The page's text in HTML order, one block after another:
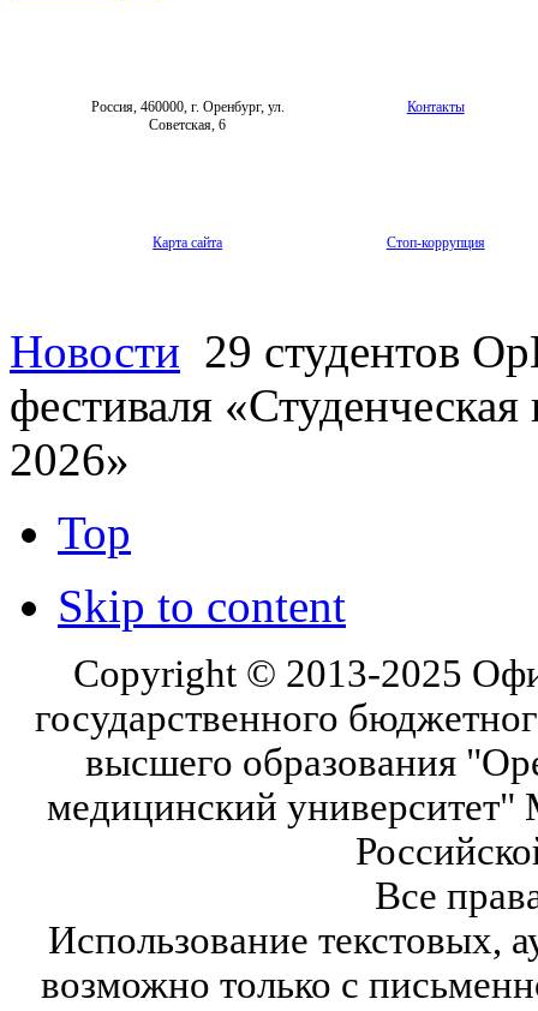
Россия, 460000, г. Оренбург, ул.
Советская, 6
Контакты
Карта сайта Стоп-коррупция
Новости 29 студентов
фестиваля
2026»
Top
Skip to content
Copyright © 2013-2025
государственного
высшего образования
медицинский университет"
Все
Использование текстовых,
возможно только с